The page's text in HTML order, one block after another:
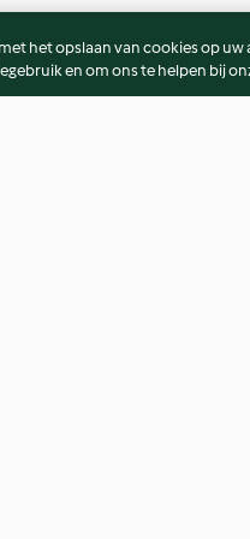
het opslaan van cookies op
en om ons te helpen bij